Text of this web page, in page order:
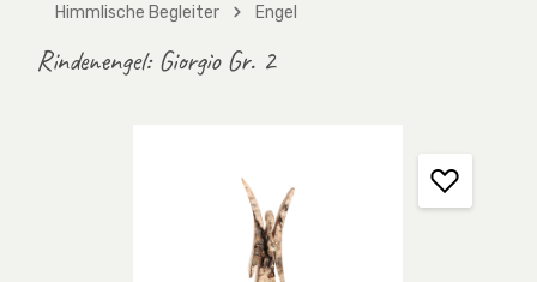
Himmlische Begleiter
Engel
Rindenengel: Giorgio Gr. 2